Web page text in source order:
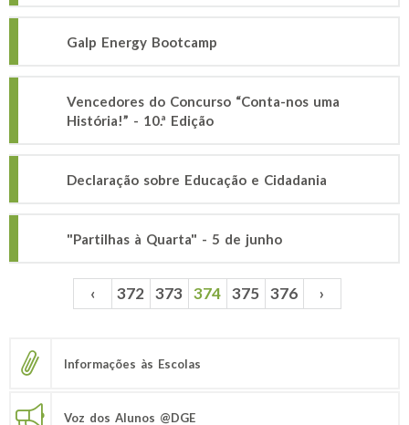
Galp Energy Bootcamp
Vencedores do Concurso “Conta-nos uma
História!” - 10.ª Edição
Declaração sobre Educação e Cidadania
"Partilhas à Quarta" - 5 de junho
Páginas ‹ 372 373 374 375 376 ›
Informações às Escolas
Voz dos Alunos @DGE